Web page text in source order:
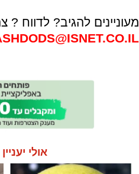
מעוניינים להגיב? לדווח ?
אולי